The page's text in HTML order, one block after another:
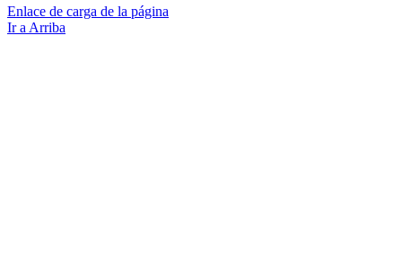
Enlace de carga de la página
Ir a Arriba